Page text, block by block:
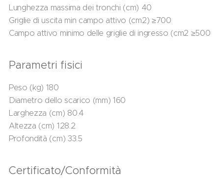
Lunghezza massima dei tronchi (cm) 40
Griglie di uscita min campo attivo (cm2) ≥700
Campo attivo minimo delle griglie di ingresso (cm2 ≥500
Parametri fisici
Peso (kg) 180
Diametro dello scarico (mm) 160
Larghezza (cm) 80.4
Altezza (cm) 128.2
Profondità (cm) 33.5
Certificato/Conformità